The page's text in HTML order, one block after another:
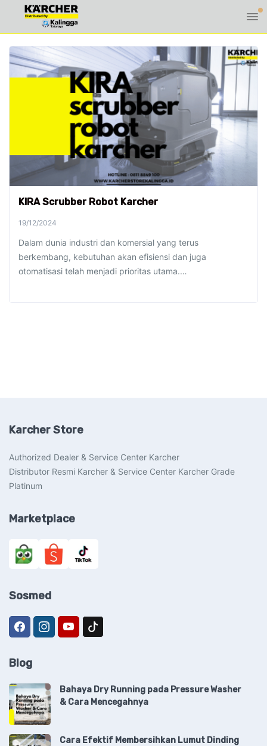
KIRA Scrubber Robot Karcher
19/12/2024
Dalam dunia industri dan komersial yang terus
berkembang, kebutuhan akan efisiensi dan juga
otomatisasi telah menjadi prioritas utama.…
Karcher Store
Authorized Dealer & Service Center Karcher
Distributor Resmi Karcher & Service Center Karcher Grade
Platinum
Marketplace
Sosmed
Blog
Bahaya Dry Running pada Pressure Washer
& Cara Mencegahnya
Cara Efektif Membersihkan Lumut Dinding